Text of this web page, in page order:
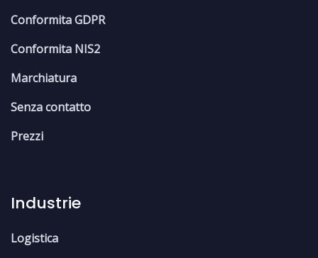
Conformita GDPR
Conformita NIS2
Marchiatura
Senza contatto
Prezzi
Industrie
Logistica